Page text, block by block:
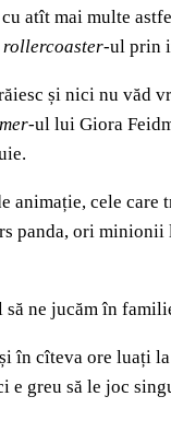
atît mai multe
rollercoaster-ul prin
și nici nu văd
-ul lui Giora
cele care
panda, ori
ne jucăm în
în cîteva ore luați
e greu să le joc